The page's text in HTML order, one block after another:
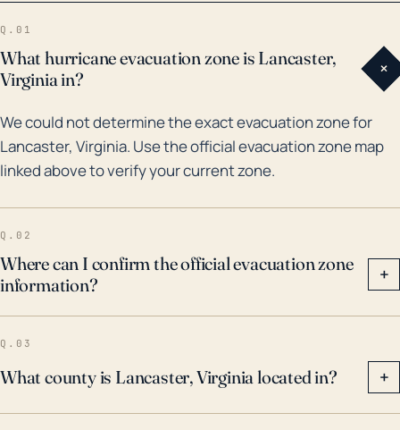
Q.01
What hurricane evacuation zone is Lancaster,
Virginia in?
+
We could not determine the exact evacuation zone for
Lancaster, Virginia. Use the official evacuation zone map
linked above to verify your current zone.
Q.02
Where can I confirm the official evacuation zone
information?
+
Q.03
What county is Lancaster, Virginia located in? +